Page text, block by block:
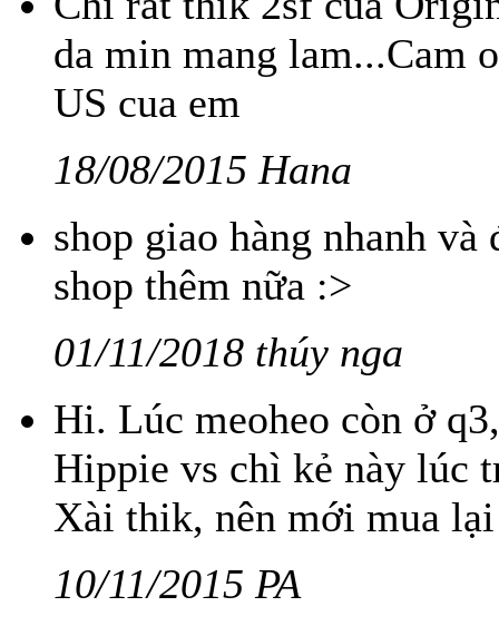
da min mang lam...Cam
US cua em
18/08/2015 Hana
shop giao hàng nhanh
shop thêm nữa :>
01/11/2018 thúy nga
Hi. Lúc meoheo còn ở
Hippie vs chì kẻ này lúc
Xài thik, nên mới mua
10/11/2015 PA